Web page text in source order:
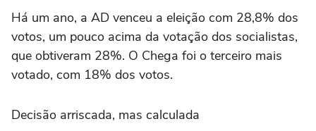
Há um ano, a AD venceu a eleição com 28,8% dos
votos, um pouco acima da votação dos socialistas,
que obtiveram 28%. O Chega foi o terceiro mais
votado, com 18% dos votos.
Decisão arriscada, mas calculada